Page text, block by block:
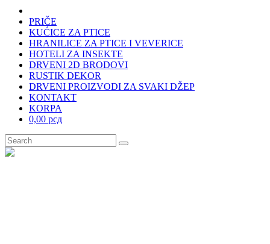
PRIČE
KUĆICE ZA PTICE
HRANILICE ZA PTICE I VEVERICE
HOTELI ZA INSEKTE
DRVENI 2D BRODOVI
RUSTIK DEKOR
DRVENI PROIZVODI ZA SVAKI DŽEP
KONTAKT
KORPA
0,00 рсд